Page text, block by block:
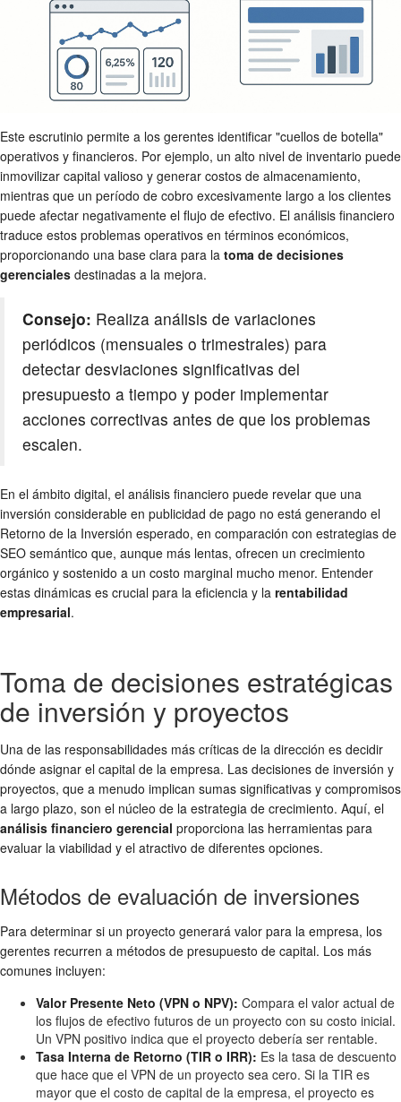
Este escrutinio permite a los gerentes identificar "cuellos de botella"
operativos y financieros. Por ejemplo, un alto nivel de inventario puede
inmovilizar capital valioso y generar costos de almacenamiento,
mientras que un período de cobro excesivamente largo a los clientes
puede afectar negativamente el flujo de efectivo. El análisis financiero
traduce estos problemas operativos en términos económicos,
proporcionando una base clara para la toma de decisiones
gerenciales destinadas a la mejora.
Consejo: Realiza análisis de variaciones
periódicos (mensuales o trimestrales) para
detectar desviaciones significativas del
presupuesto a tiempo y poder implementar
acciones correctivas antes de que los problemas
escalen.
En el ámbito digital, el análisis financiero puede revelar que una
inversión considerable en publicidad de pago no está generando el
Retorno de la Inversión esperado, en comparación con estrategias de
SEO semántico que, aunque más lentas, ofrecen un crecimiento
orgánico y sostenido a un costo marginal mucho menor. Entender
estas dinámicas es crucial para la eficiencia y la rentabilidad
empresarial.
Toma de decisiones estratégicas
de inversión y proyectos
Una de las responsabilidades más críticas de la dirección es decidir
dónde asignar el capital de la empresa. Las decisiones de inversión y
proyectos, que a menudo implican sumas significativas y compromisos
a largo plazo, son el núcleo de la estrategia de crecimiento. Aquí, el
análisis financiero gerencial proporciona las herramientas para
evaluar la viabilidad y el atractivo de diferentes opciones.
Métodos de evaluación de inversiones
Para determinar si un proyecto generará valor para la empresa, los
gerentes recurren a métodos de presupuesto de capital. Los más
comunes incluyen:
Valor Presente Neto (VPN o NPV): Compara el valor actual de
los flujos de efectivo futuros de un proyecto con su costo inicial.
Un VPN positivo indica que el proyecto debería ser rentable.
Tasa Interna de Retorno (TIR o IRR): Es la tasa de descuento
que hace que el VPN de un proyecto sea cero. Si la TIR es
mayor que el costo de capital de la empresa, el proyecto es